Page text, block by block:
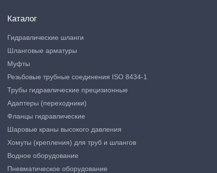
Каталог
Гидравлические шланги
Шланговые арматуры
Муфты
Резьбовые трубные соединения ISO 8434-1
Трубы гидравлические прецизионные
Адаптеры (переходники)
Фланцы гидравлические
Шаровые краны высокого давления
Хомуты (крепления) для труб и шлангов
Водное оборудование
Пневматическое оборудование